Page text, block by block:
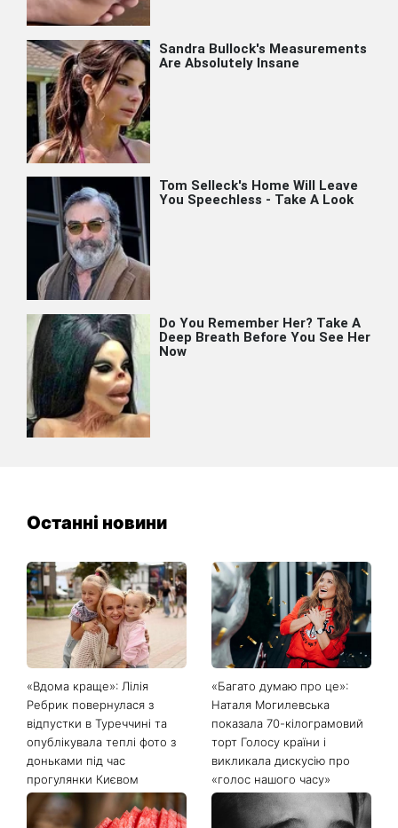
Останні новини
«Вдома краще»: Лілія
Ребрик повернулася з
відпустки в Туреччині та
опублікувала теплі фото з
доньками під час
прогулянки Києвом
«Багато думаю про це»:
Наталя Могилевська
показала 70-кілограмовий
торт Голосу країни і
викликала дискусію про
«голос нашого часу»